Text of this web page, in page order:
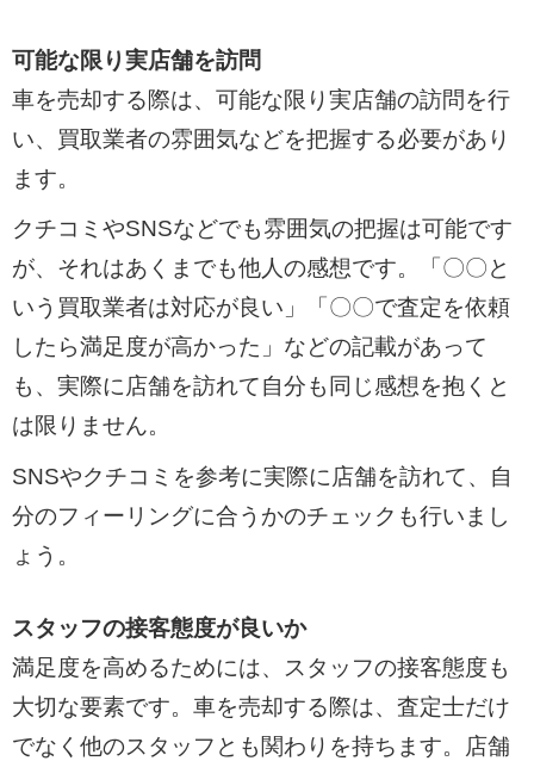
可能な限り実店舗を訪問
車を売却する際は、可能な限り実店舗の訪問を行
い、買取業者の雰囲気などを把握する必要があり
ます。
クチコミやSNSなどでも雰囲気の把握は可能です
が、それはあくまでも他人の感想です。「〇〇と
いう買取業者は対応が良い」「〇〇で査定を依頼
したら満足度が高かった」などの記載があって
も、実際に店舗を訪れて自分も同じ感想を抱くと
は限りません。
SNSやクチコミを参考に実際に店舗を訪れて、自
分のフィーリングに合うかのチェックも行いまし
ょう。
スタッフの接客態度が良いか
満足度を高めるためには、スタッフの接客態度も
大切な要素です。車を売却する際は、査定士だけ
でなく他のスタッフとも関わりを持ちます。店舗